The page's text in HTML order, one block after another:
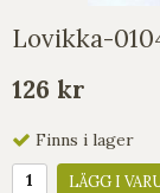
Lovikka-
126 kr
Finns i lager
LÄGG I